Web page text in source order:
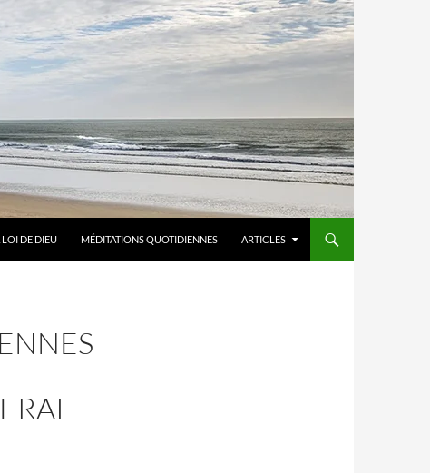
LOI DE DIEU MÉDITATIONS QUOTIDIENNES ARTICLES